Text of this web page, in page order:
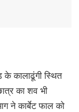
के कालाढूंगी स्थित
का शव भी
ने कार्बेट फाल को